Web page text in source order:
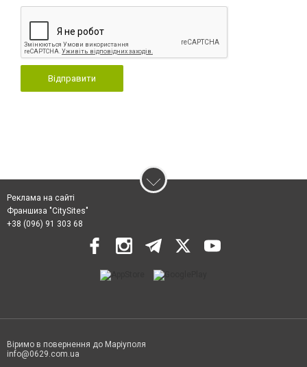
Відправити
Реклама на сайті
Франшиза "CitySites"
+38 (096) 91 303 68
Віримо в повернення до Маріуполя
info@0629.com.ua